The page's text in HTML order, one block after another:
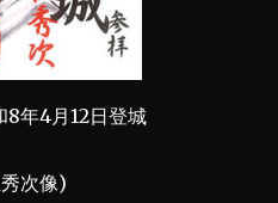
年4月12日登城
次像)